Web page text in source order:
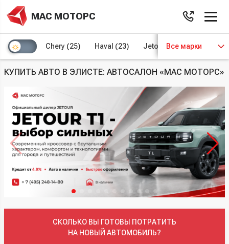
МАС МОТОРС
Chery (25) Haval (23) Jetour (8) Kaiyi (4)
Все марки
КУПИТЬ АВТО В ЭЛИСТЕ: АВТОСАЛОН «МАС МОТОРС»
СКОЛЬКО ВЫ ГОТОВЫ ПОТРАТИТЬ
НА НОВЫЙ АВТОМОБИЛЬ?